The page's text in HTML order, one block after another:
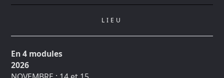
LIEU
En 4 modules
2026